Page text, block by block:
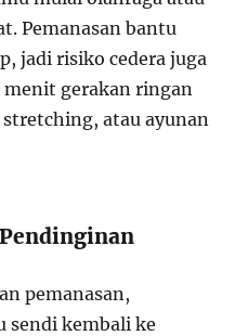
Pemanasan bantu
jadi risiko cedera juga
menit gerakan ringan
atau ayunan
pemanasan,
sendi kembali ke